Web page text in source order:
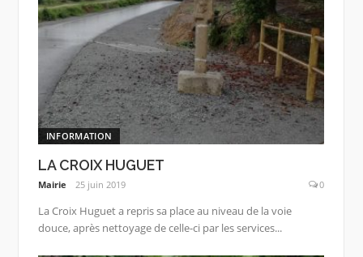
INFORMATION
LA CROIX HUGUET
Mairie 25 juin 2019 0
La Croix Huguet a repris sa place au niveau de la voie
douce, après nettoyage de celle-ci par les services...